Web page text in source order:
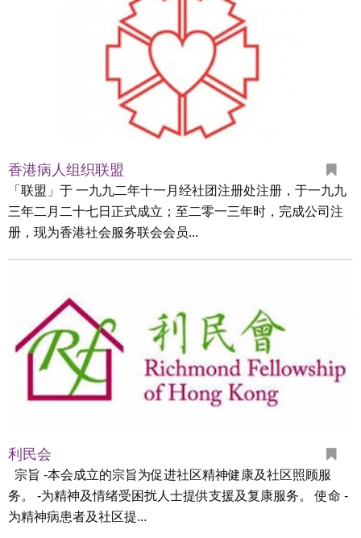
香港病人组织联盟
「联盟」于 一九九二年十一月经社团注册处注册，于一九九
三年二月二十七日正式成立；至二零一三年时，完成公司注
册，现为香港社会服务联会会员...
利民会
宗旨 -本会成立的宗旨为促进社区精神健康及社区照顾服
务。 -为精神及情绪受困扰人士提供支援及复康服务。 使命 -
为精神病患者及社区提...